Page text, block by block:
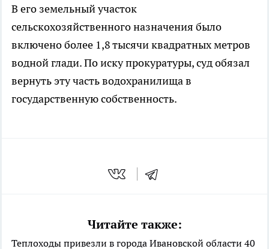
В его земельный участок
сельскохозяйственного назначения было
включено более 1,8 тысячи квадратных метров
водной глади. По иску прокуратуры, суд обязал
вернуть эту часть водохранилища в
государственную собственность.
Читайте также:
Теплоходы привезли в города Ивановской области 40